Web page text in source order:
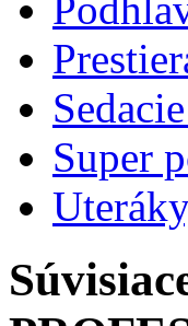
Super